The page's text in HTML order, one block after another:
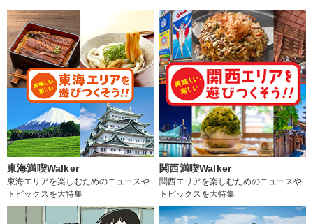
東海満喫Walker
東海エリアを楽しむためのニュースや
トピックスを大特集
関西満喫Walker
関西エリアを楽しむためのニュースや
トピックスを大特集